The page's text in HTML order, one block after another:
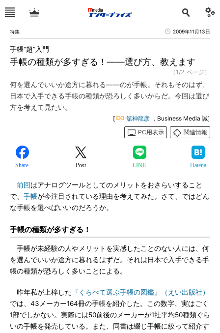
特集 2009年11月13日
手帳の種類が多すぎる！――選び方、教えます
手帳“超”入門
（1/2 ページ）
何を選んでいいか途方に暮れる――のが手帳。それもそのはず、
日本で入手できる手帳の種類が恐ろしく多いからだ。今回は選び
方を考えて見たい。
[ 舘神龍彦 ，Business Media 誠]
PC用表示
関連情報
Share Post LINE Hatena
前回はアナログツールとしてのメリットをおさらいすること
で、 手帳が今注目されている理由を考えてみた。さて、ではどん
な手帳を選べばいいのだろうか。
手帳の種類が多すぎる！
手帳が未経験の人やメリットを実感したことのない人には、何
を選んでいいか途方に暮れるはずだ。それは日本で入手できる手
帳の種類が恐ろしく多いことによる。
昨年私が上梓した 『くらべて選ぶ手帳の図鑑』（えい出版社）
では、43メーカー164冊の手帳を紹介した。この数字、実はごく
1部でしかない。実際には50前後のメーカーが1社平均50種類ぐら
いの手帳を発売している。また、同書は綴じ手帳に絞って紹介す